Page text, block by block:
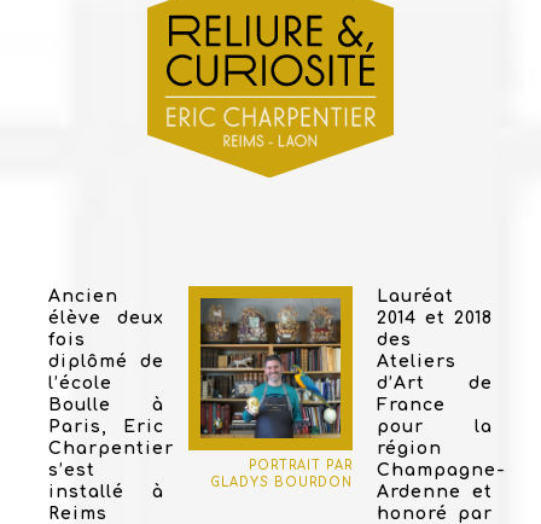
Ancien
élève deux
fois
diplômé de
l’école
Boulle à
Paris, Eric
Charpentier
s’est
installé à
Reims
PORTRAIT PAR
GLADYS BOURDON
Lauréat
2014 et 2018
des
Ateliers
d’Art de
France
pour la
région
Champagne-
Ardenne et
honoré par